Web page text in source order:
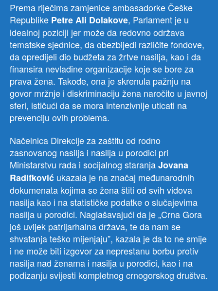
Prema riječima zamjenice ambasadorke Češke
Republike Petre Ali Dolakove, Parlament je u
idealnoj poziciji jer može da redovno održava
tematske sjednice, da obezbijedi različite fondove,
da opredijeli dio budžeta za žrtve nasilja, kao i da
finansira nevladine organizacije koje se bore za
prava žena. Takođe, ona je skrenula pažnju na
govor mržnje i diskriminaciju žena naročito u javnoj
sferi, ističući da se mora intenzivnije uticati na
prevenciju ovih problema.
Načelnica Direkcije za zaštitu od rodno
zasnovanog nasilja i nasilja u porodici pri
Ministarstvu rada i socijalnog staranjaJovana
Radifković ukazala je na značaj međunarodnih
dokumenata kojima se žena štiti od svih vidova
nasilja kao i na statističke podatke o slučajevima
nasilja u porodici. Naglašavajući da je „Crna Gora
još uvijek patrijarhalna država, te da nam se
shvatanja teško mijenjaju”, kazala je da to ne smije
i ne može biti izgovor za neprestanu borbu protiv
nasilja nad ženama i nasilja u porodici, kao i na
podizanju svijesti kompletnog crnogorskog društva.